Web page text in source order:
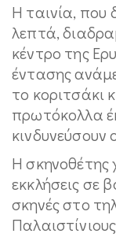
Η ταινία, που
λεπτά,
κέντρο της
έντασης
το κοριτσάκι
πρωτόκολλα
κινδυνεύσουν
Η σκηνοθέτης
εκκλήσεις σε
σκηνές στο